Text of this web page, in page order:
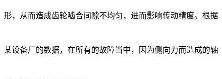
形，从而造成齿轮啮合间隙不均匀，进而影响传动精度。根据
某设备厂的数据，在所有的故障当中，因为侧向力而造成的轴